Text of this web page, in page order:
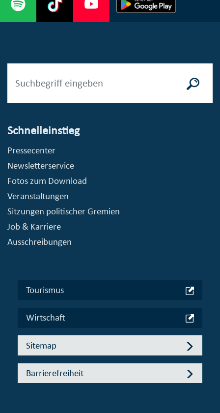
Schnelleinstieg
Pressecenter
Newsletterservice
Fotos zum Download
Veranstaltungen
Sitzungen politischer Gremien
Job & Karriere
Ausschreibungen
Tourismus
Wirtschaft
Sitemap
Barrierefreiheit